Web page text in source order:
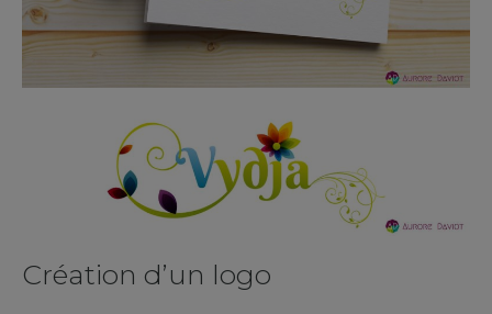
Création d’un logo